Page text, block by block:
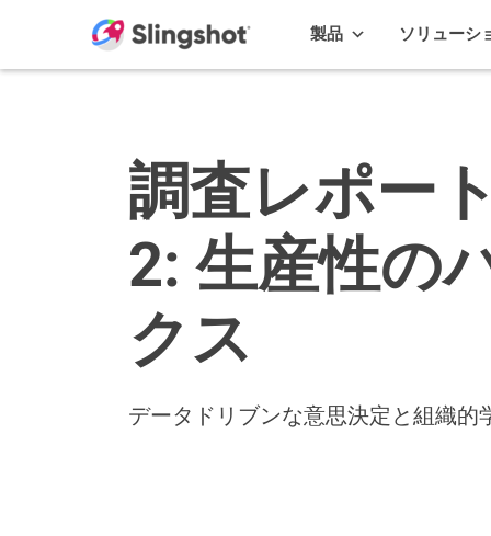
製品 ソリューシ
調査レポー
2: 生産性の
クス
データドリブンな意思決定と組織的